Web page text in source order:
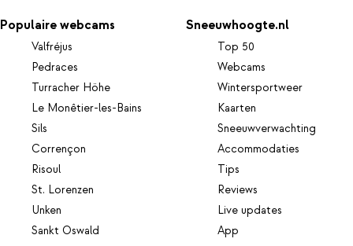
Populaire webcams
Valfréjus
Pedraces
Turracher Höhe
Le Monêtier-les-Bains
Sils
Corrençon
Risoul
St. Lorenzen
Unken
Sankt Oswald
Sneeuwhoogte.nl
Top 50
Webcams
Wintersportweer
Kaarten
Sneeuwverwachting
Accommodaties
Tips
Reviews
Live updates
App